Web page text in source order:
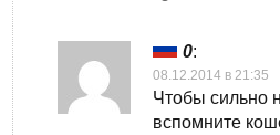
0:
08.12.2014 в 21:35
Чтобы сильно
вспомните